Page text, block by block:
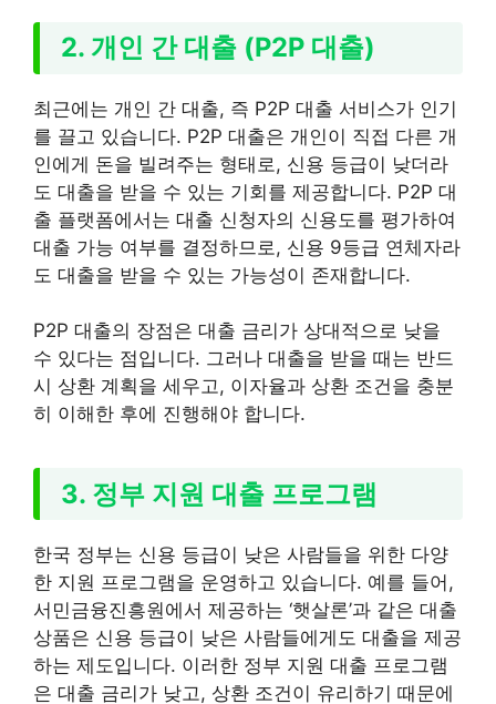
2. 개인 간 대출 (P2P 대출)
최근에는 개인 간 대출, 즉 P2P 대출 서비스가 인기
를 끌고 있습니다. P2P 대출은 개인이 직접 다른 개
인에게 돈을 빌려주는 형태로, 신용 등급이 낮더라
도 대출을 받을 수 있는 기회를 제공합니다. P2P 대
출 플랫폼에서는 대출 신청자의 신용도를 평가하여
대출 가능 여부를 결정하므로, 신용 9등급 연체자라
도 대출을 받을 수 있는 가능성이 존재합니다.
P2P 대출의 장점은 대출 금리가 상대적으로 낮을
수 있다는 점입니다. 그러나 대출을 받을 때는 반드
시 상환 계획을 세우고, 이자율과 상환 조건을 충분
히 이해한 후에 진행해야 합니다.
3. 정부 지원 대출 프로그램
한국 정부는 신용 등급이 낮은 사람들을 위한 다양
한 지원 프로그램을 운영하고 있습니다. 예를 들어,
서민금융진흥원에서 제공하는 ‘햇살론’과 같은 대출
상품은 신용 등급이 낮은 사람들에게도 대출을 제공
하는 제도입니다. 이러한 정부 지원 대출 프로그램
은 대출 금리가 낮고, 상환 조건이 유리하기 때문에